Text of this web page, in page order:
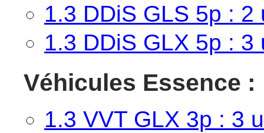
1.3 DDiS GLS 5p : 2
1.3 DDiS GLX 5p : 3
Véhicules Essence :
1.3 VVT GLX 3p : 3